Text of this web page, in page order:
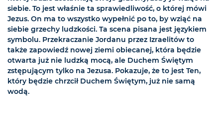
siebie. To jest właśnie ta sprawiedliwość, o której mówi
Jezus. On ma to wszystko wypełnić po to, by wziąć na
siebie grzechy ludzkości. Ta scena pisana jest językiem
symbolu. Przekraczanie Jordanu przez Izraelitów to
także zapowiedź nowej ziemi obiecanej, która będzie
otwarta już nie ludzką mocą, ale Duchem Świętym
zstępującym tylko na Jezusa. Pokazuje, że to jest Ten,
który będzie chrzcił Duchem Świętym, już nie samą
wodą.